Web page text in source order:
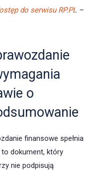
do serwisu RP.PL –
o
finansowe spełnia
dokument, który
nie podpisują